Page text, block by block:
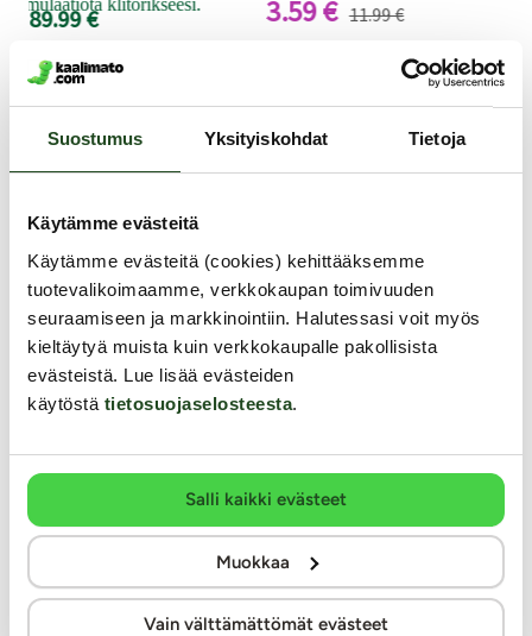
Suostumus Yksityiskohdat Tietoja
Käytämme evästeitä
Käytämme evästeitä (cookies) kehittääksemme
tuotevalikoimaamme, verkkokaupan toimivuuden
seuraamiseen ja markkinointiin. Halutessasi voit myös
kieltäytyä muista kuin verkkokaupalle pakollisista
evästeistä. Lue lisää evästeiden
käytöstä tietosuojaselosteesta.
Salli kaikki evästeet
Muokkaa
Vain välttämättömät evästeet
Lähetyksen paino: ~ 0.5 kg
stimulaatiota klitorikseesi.
89.99 € 3.59 € 11.99 €
Muut asiakkaat ostivat
Skins Skins